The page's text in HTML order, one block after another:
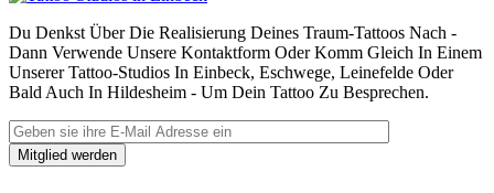
Du Denkst Über Die Realisierung Deines Traum-Tattoos Nach -
Dann Verwende Unsere Kontaktform Oder Komm Gleich In Einem
Unserer Tattoo-Studios In Einbeck, Eschwege, Leinefelde Oder
Bald Auch In Hildesheim - Um Dein Tattoo Zu Besprechen.